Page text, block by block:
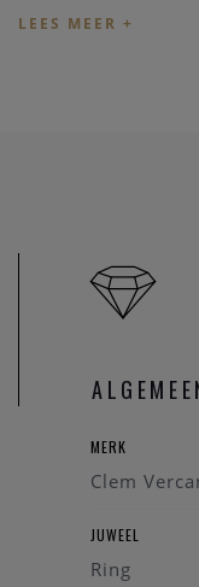
informeer eerst
MERK
Clem
JUWEEL
Ring